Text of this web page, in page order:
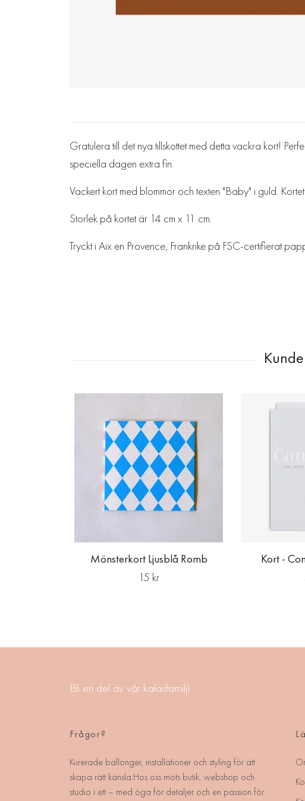
Gratulera till det nya tillskottet med detta vackra kort!
speciella dagen extra fin.
Vackert kort med blommor och texten "Baby" i guld.
Storlek på kortet är 14 cm x 11 cm.
Tryckt i Aix en Provence, Frankrike på FSC-certifierat
Mönsterkort Ljusblå Romb
15 kr
Kort -
Bli en del av vår kalasfamilj!
Frågor?
Kurerade ballonger, installationer och styling för att
skapa rätt känsla.Hos oss möts butik, webshop och
studio i ett – med öga för detaljer och en passion för